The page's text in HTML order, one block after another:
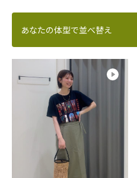
あなたの体型で並べ替え